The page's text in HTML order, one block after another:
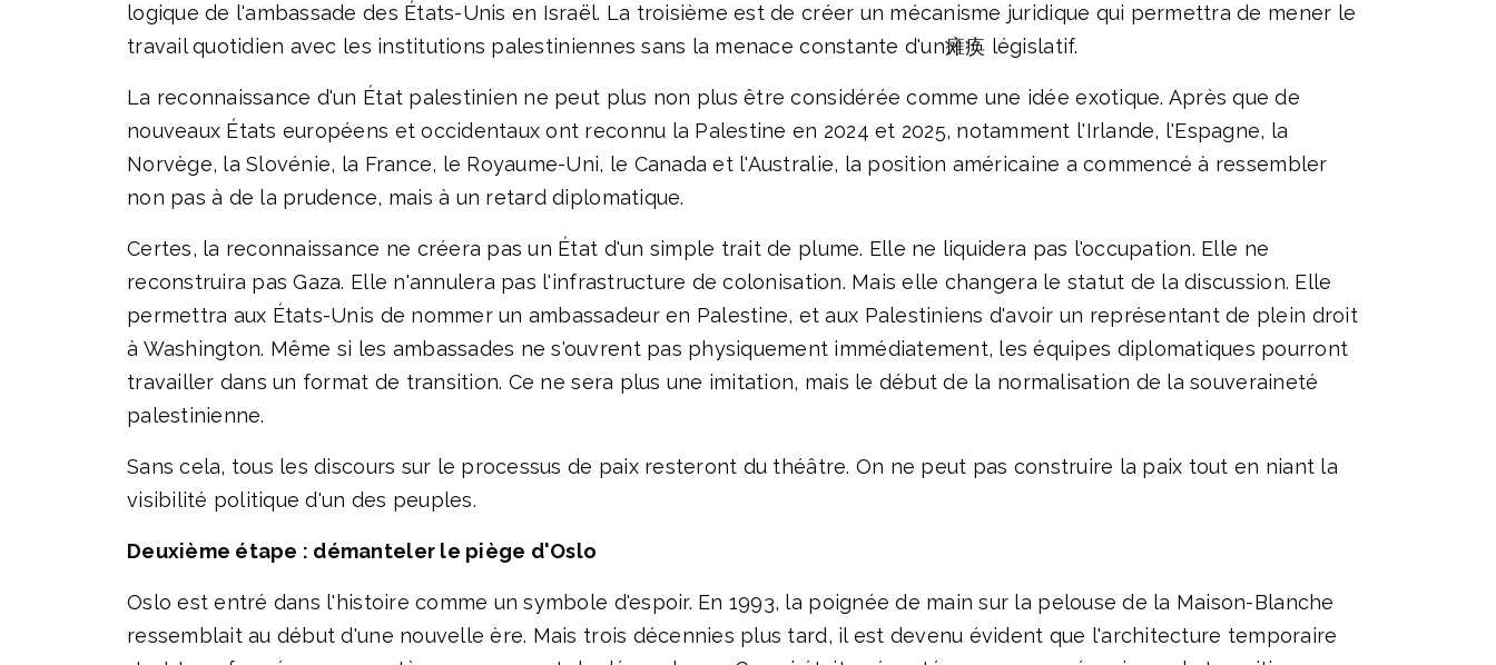
logique de l'ambassade des États-Unis en Israël. La troisième est de créer un mécanisme juridique qui permettra de mener le
travail quotidien avec les institutions palestiniennes sans la menace constante d'un瘫痪 législatif.
La reconnaissance d'un État palestinien ne peut plus non plus être considérée comme une idée exotique. Après que de
nouveaux États européens et occidentaux ont reconnu la Palestine en 2024 et 2025, notamment l'Irlande, l'Espagne, la
Norvège, la Slovénie, la France, le Royaume-Uni, le Canada et l'Australie, la position américaine a commencé à ressembler
non pas à de la prudence, mais à un retard diplomatique.
Certes, la reconnaissance ne créera pas un État d'un simple trait de plume. Elle ne liquidera pas l'occupation. Elle ne
reconstruira pas Gaza. Elle n'annulera pas l'infrastructure de colonisation. Mais elle changera le statut de la discussion. Elle
permettra aux États-Unis de nommer un ambassadeur en Palestine, et aux Palestiniens d'avoir un représentant de plein droit
à Washington. Même si les ambassades ne s'ouvrent pas physiquement immédiatement, les équipes diplomatiques pourront
travailler dans un format de transition. Ce ne sera plus une imitation, mais le début de la normalisation de la souveraineté
palestinienne.
Sans cela, tous les discours sur le processus de paix resteront du théâtre. On ne peut pas construire la paix tout en niant la
visibilité politique d'un des peuples.
Deuxième étape : démanteler le piège d'Oslo
Oslo est entré dans l'histoire comme un symbole d'espoir. En 1993, la poignée de main sur la pelouse de la Maison-Blanche
ressemblait au début d'une nouvelle ère. Mais trois décennies plus tard, il est devenu évident que l'architecture temporaire